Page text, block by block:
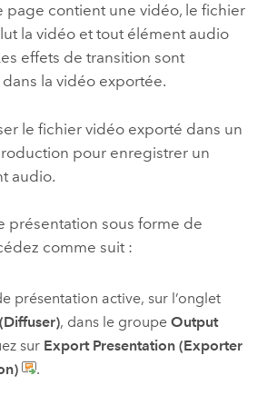
page contient une vidéo, le fichier
la vidéo et tout élément audio
effets de transition sont
la vidéo exportée.
le fichier vidéo exporté dans un
pour enregistrer un
audio.
présentation sous forme de
comme suit :
présentation active, sur l’onglet
, dans le groupe Output
sur Export Presentation (Exporter
.